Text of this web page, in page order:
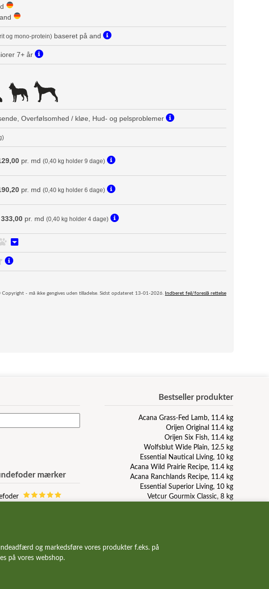
og markedsføre vores produkter f.eks. på
på vores webshop.
og mono-protein) baseret på and
7+ år
Overfølsomhed / kløe, Hud- og pelsproblemer
pr. md (0,40 kg holder 9 dage)
pr. md (0,40 kg holder 6 dage)
333,00 pr. md (0,40 kg holder 4 dage)
Copyright - må ikke gengives uden tilladelse. Sidst opdateret 13-01-2026. Indberet fejl/foreslå rettelse
mærker
Bestseller produkter
Acana Grass-Fed Lamb, 11.4 kg
Orijen Original 11.4 kg
Orijen Six Fish, 11.4 kg
Wolfsblut Wide Plain, 12.5 kg
Essential Nautical Living, 10 kg
Acana Wild Prairie Recipe, 11.4 kg
Acana Ranchlands Recipe, 11.4 kg
Essential Superior Living, 10 kg
Vetcur Gourmix Classic, 8 kg
Taste Of The Wild Pacific Stream, 12.2 kg